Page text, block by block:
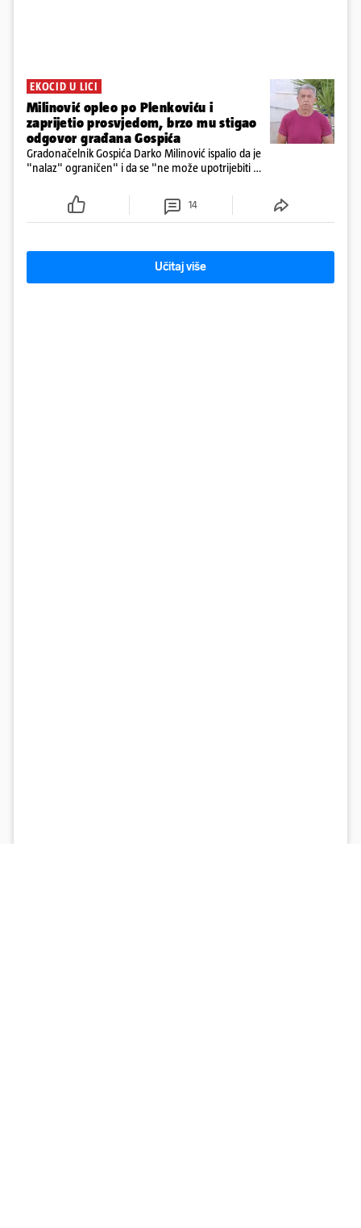
EKOCID U LICI
Milinović opleo po Plenkoviću i
zaprijetio prosvjedom, brzo mu stigao
odgovor građana Gospića
Gradonačelnik Gospića Darko Milinović ispalio da je
"nalaz" ograničen" i da se "ne može upotrijebiti za
ga je naručio Uskok i da je dio spisa
14
Učitaj više